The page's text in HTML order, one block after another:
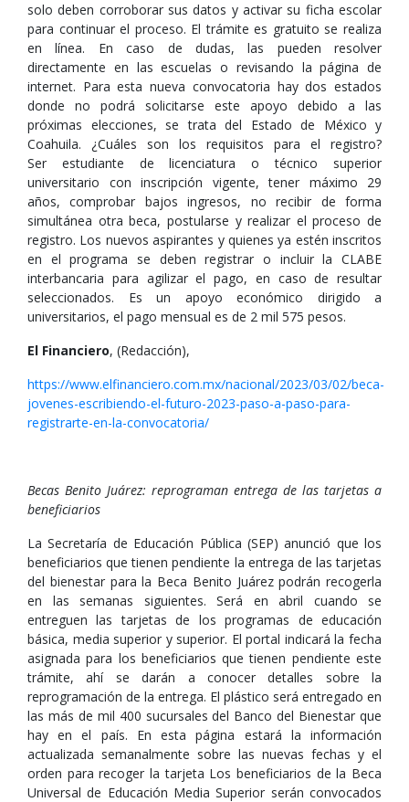
solo deben corroborar sus datos y activar su ficha escolar
para continuar el proceso. El trámite es gratuito se realiza
en línea. En caso de dudas, las pueden resolver
directamente en las escuelas o revisando la página de
internet. Para esta nueva convocatoria hay dos estados
donde no podrá solicitarse este apoyo debido a las
próximas elecciones, se trata del Estado de México y
Coahuila. ¿Cuáles son los requisitos para el registro?
Ser estudiante de licenciatura o técnico superior
universitario con inscripción vigente, tener máximo 29
años, comprobar bajos ingresos, no recibir de forma
simultánea otra beca, postularse y realizar el proceso de
registro. Los nuevos aspirantes y quienes ya estén inscritos
en el programa se deben registrar o incluir la CLABE
interbancaria para agilizar el pago, en caso de resultar
seleccionados. Es un apoyo económico dirigido a
universitarios, el pago mensual es de 2 mil 575 pesos.
El Financiero, (Redacción),
https://www.elfinanciero.com.mx/nacional/2023/03/02/beca-
jovenes-escribiendo-el-futuro-2023-paso-a-paso-para-
registrarte-en-la-convocatoria/
Becas Benito Juárez: reprograman entrega de las tarjetas a
beneficiarios
La Secretaría de Educación Pública (SEP) anunció que los
beneficiarios que tienen pendiente la entrega de las tarjetas
del bienestar para la Beca Benito Juárez podrán recogerla
en las semanas siguientes. Será en abril cuando se
entreguen las tarjetas de los programas de educación
básica, media superior y superior. El portal indicará la fecha
asignada para los beneficiarios que tienen pendiente este
trámite, ahí se darán a conocer detalles sobre la
reprogramación de la entrega. El plástico será entregado en
las más de mil 400 sucursales del Banco del Bienestar que
hay en el país. En esta página estará la información
actualizada semanalmente sobre las nuevas fechas y el
orden para recoger la tarjeta Los beneficiarios de la Beca
Universal de Educación Media Superior serán convocados